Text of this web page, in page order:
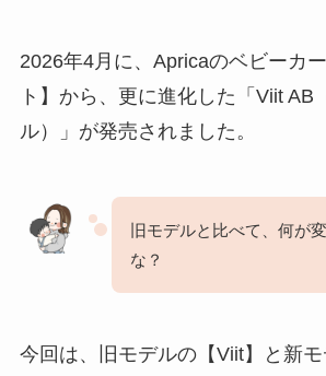
2026年4月に、Apricaのベビーカ
ト】から、更に進化した「Viit AB
ル）」が発売されました。
旧モデルと比べて、何が
な？
今回は、旧モデルの【Viit】と新